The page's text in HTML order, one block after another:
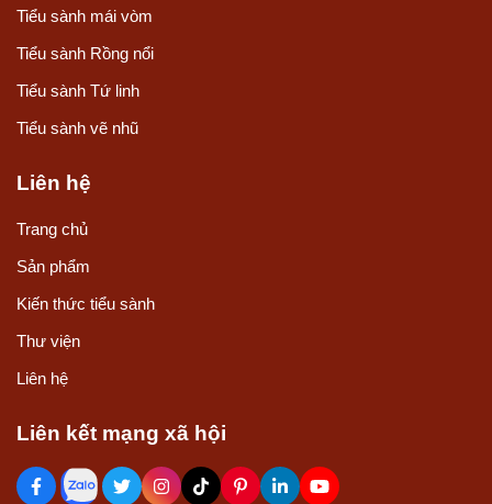
Tiểu sành mái vòm
Tiểu sành Rồng nổi
Tiểu sành Tứ linh
Tiểu sành vẽ nhũ
Liên hệ
Trang chủ
Sản phẩm
Kiến thức tiểu sành
Thư viện
Liên hệ
Liên kết mạng xã hội